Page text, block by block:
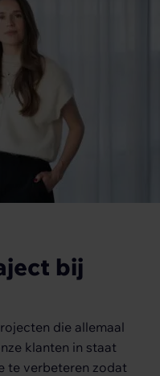
bij
die allemaal
klanten in staat
te verbeteren zodat